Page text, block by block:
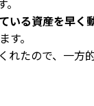
いる資産を早く
。
たので、一